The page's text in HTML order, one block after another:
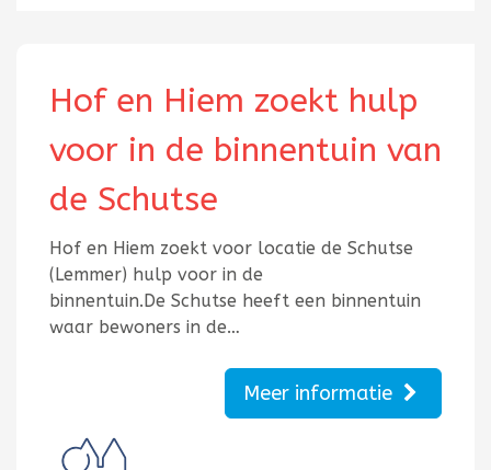
Hof en Hiem zoekt hulp
voor in de binnentuin van
de Schutse
Hof en Hiem zoekt voor locatie de Schutse
(Lemmer) hulp voor in de
binnentuin.De Schutse heeft een binnentuin
waar bewoners in de…
Meer informatie